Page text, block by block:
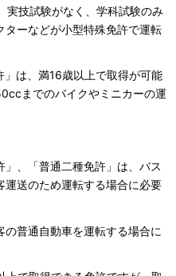
技試験がなく、学科試験のみ
ターなどが小型特殊免許で運転
は、満16歳以上で取得が可能
までのバイクやミニカーの運
」、「普通二種免許」は、バス
送のため運転する場合に必要
普通自動車を運転する場合に